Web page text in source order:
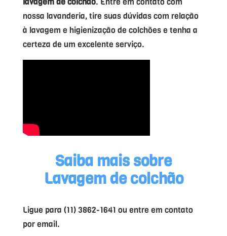
nossa lavanderia, tire suas dúvidas com relação
à lavagem e higienização de colchões e tenha a
certeza de um excelente serviço.
Saiba mais sobre
Lavagem de colchão
Ligue para (11) 3862-1641 ou entre em contato
por email.